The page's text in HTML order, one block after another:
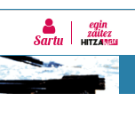
Sartu